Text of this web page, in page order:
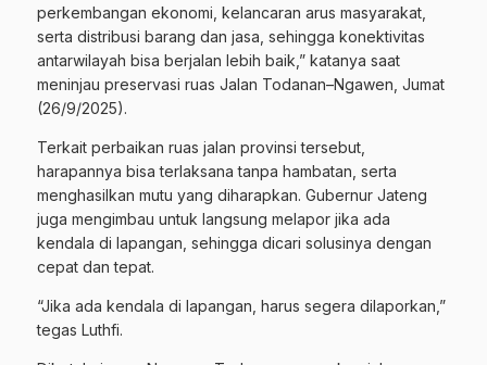
perkembangan ekonomi, kelancaran arus masyarakat,
serta distribusi barang dan jasa, sehingga konektivitas
antarwilayah bisa berjalan lebih baik,” katanya saat
meninjau preservasi ruas Jalan Todanan–Ngawen, Jumat
(26/9/2025).
Terkait perbaikan ruas jalan provinsi tersebut,
harapannya bisa terlaksana tanpa hambatan, serta
menghasilkan mutu yang diharapkan. Gubernur Jateng
juga mengimbau untuk langsung melapor jika ada
kendala di lapangan, sehingga dicari solusinya dengan
cepat dan tepat.
“Jika ada kendala di lapangan, harus segera dilaporkan,”
tegas Luthfi.